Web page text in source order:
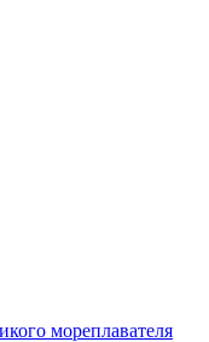
мореплавателя